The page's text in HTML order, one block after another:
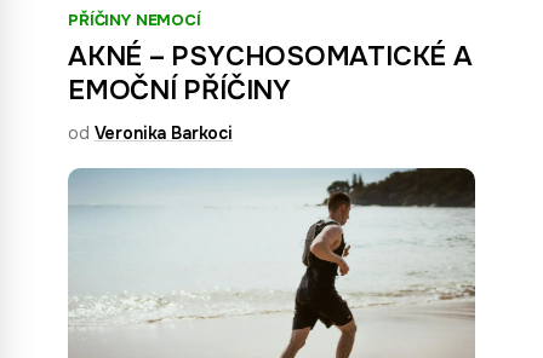
PŘÍČINY NEMOCÍ
AKNÉ – PSYCHOSOMATICKÉ A
EMOČNÍ PŘÍČINY
od Veronika Barkoci